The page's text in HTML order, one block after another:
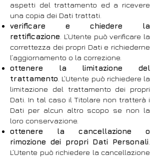
aspetti del trattamento ed a ricevere
una copia dei Dati trattati.
verificare e chiedere la
rettificazione . L’Utente può verificare la
correttezza dei propri Dati e richiederne
l’aggiornamento o la correzione.
ottenere la limitazione del
trattamento . L’Utente può richiedere la
limitazione del trattamento dei propri
Dati. In tal caso il Titolare non tratterà i
Dati per alcun altro scopo se non la
loro conservazione.
ottenere la cancellazione o
rimozione dei propri Dati Personali
L’Utente può richiedere la cancellazione